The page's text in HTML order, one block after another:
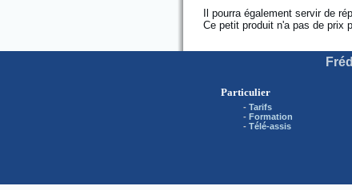
Il pourra également servir de
Ce petit produit n'a pas de prix
Particulier
- Tarifs
- Formation
- Télé-assis